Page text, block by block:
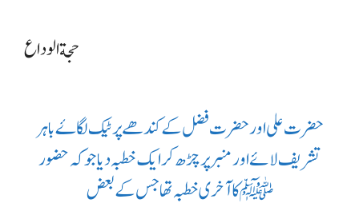
حجةالوداع
حضرت علی اور حضرت فضل کے کندھے پر ٹیک لگاۓ باہر
تشریف لائے اور منبر پر چڑھ کر ایک خطبہ دیا جوکہ حضور
ﷺ کا آخری خطبہ تھا جس کے بعض